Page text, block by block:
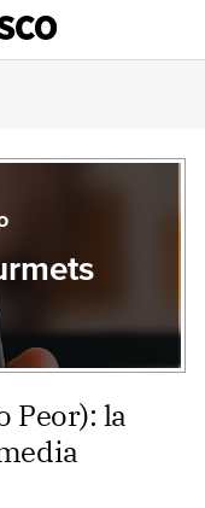
Peor): la